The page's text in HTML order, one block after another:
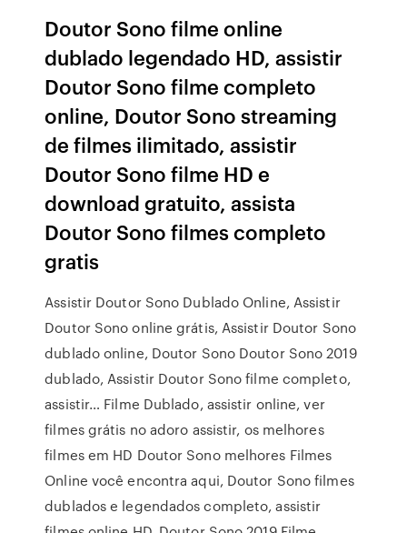
Doutor Sono filme online
dublado legendado HD, assistir
Doutor Sono filme completo
online, Doutor Sono streaming
de filmes ilimitado, assistir
Doutor Sono filme HD e
download gratuito, assista
Doutor Sono filmes completo
gratis
Assistir Doutor Sono Dublado Online, Assistir
Doutor Sono online grátis, Assistir Doutor Sono
dublado online, Doutor Sono Doutor Sono 2019
dublado, Assistir Doutor Sono filme completo,
assistir… Filme Dublado, assistir online, ver
filmes grátis no adoro assistir, os melhores
filmes em HD Doutor Sono melhores Filmes
Online você encontra aqui, Doutor Sono filmes
dublados e legendados completo, assistir